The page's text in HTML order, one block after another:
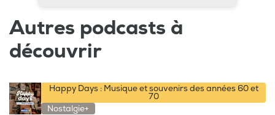
Autres podcasts à
découvrir
Happy Days : Musique et souvenirs des années 60 et
70
Nostalgie+